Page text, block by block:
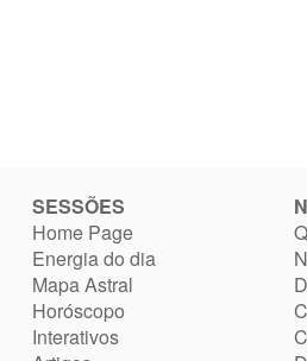
SESSÕES
Home Page
Energia do dia
Mapa Astral
Horóscopo
Interativos